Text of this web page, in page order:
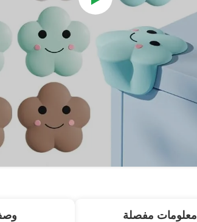
معلومات مفصلة